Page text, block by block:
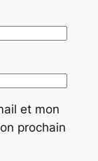
et mon
prochain